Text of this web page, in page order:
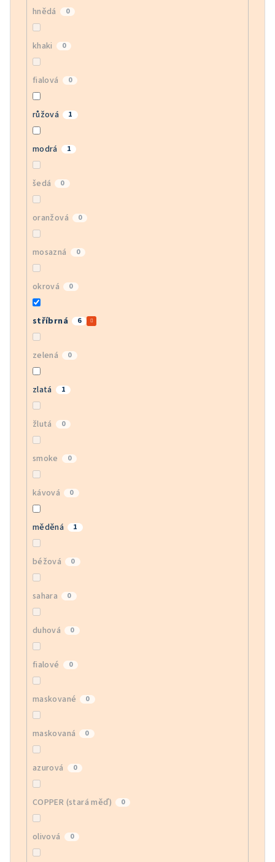
hnědá 0
khaki 0
fialová 0
růžová 1
modrá 1
šedá 0
oranžová 0
mosazná 0
okrová 0
stříbrná 6
zelená 0
zlatá 1
žlutá 0
smoke 0
kávová 0
měděná 1
béžová 0
sahara 0
duhová 0
fialové 0
maskované 0
maskovaná 0
azurová 0
COPPER (stará měď) 0
olivová 0